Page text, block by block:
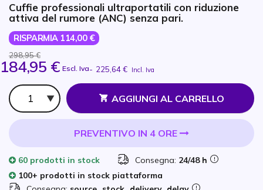
Cuffie professionali ultraportatili con riduzione
attiva del rumore (ANC) senza pari.
RISPARMIA 114,00 €
298,95 €
184,95 € Escl. Iva- 225,64 € Incl. Iva
Qtà
AGGIUNGI AL CARRELLO
PREVENTIVO IN 4 ORE
60 prodotti in stock Consegna: 24/48 h
100+ prodotti in stock piattaforma